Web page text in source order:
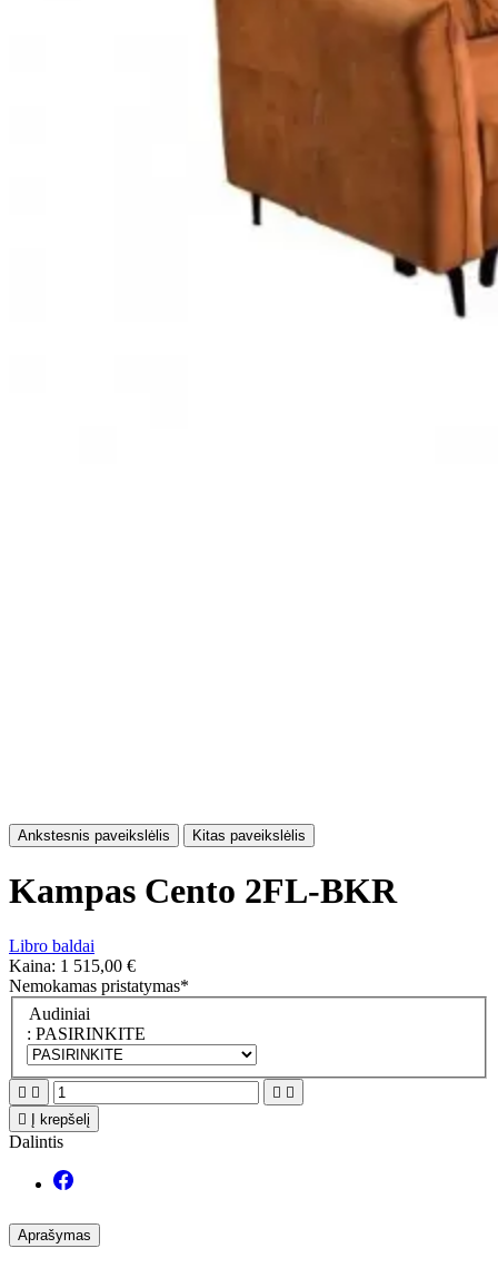
Ankstesnis paveikslėlis Kitas paveikslėlis
Kampas Cento 2FL-BKR
Libro baldai
Kaina: 1 515,00 €
Nemokamas pristatymas*
Audiniai
: PASIRINKITE
   

Į krepšelį
Dalintis
Aprašymas